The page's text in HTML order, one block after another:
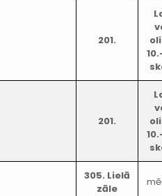
201.
201.
305. Lielā
zāle